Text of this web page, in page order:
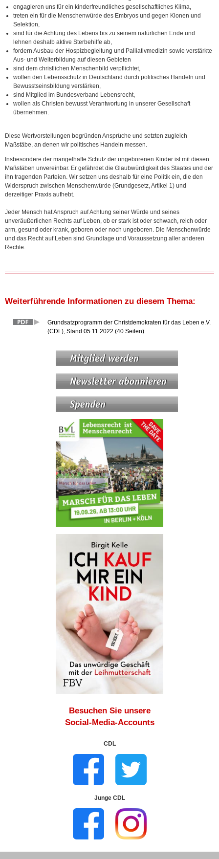
engagieren uns für ein kinderfreundliches gesellschaftliches Klima,
treten ein für die Menschenwürde des Embryos und gegen Klonen und
Selektion,
sind für die Achtung des Lebens bis zu seinem natürlichen Ende und
lehnen deshalb aktive Sterbehilfe ab,
fordern Ausbau der Hospizbegleitung und Palliativmedizin sowie verstärkte
Aus- und Weiterbildung auf diesen Gebieten
sind dem christlichen Menschenbild verpflichtet,
wollen den Lebensschutz in Deutschland durch politisches Handeln und
Bewusstseinsbildung verstärken,
sind Mitglied im Bundesverband Lebensrecht,
wollen als Christen bewusst Verantwortung in unserer Gesellschaft
übernehmen.
Diese Wertvorstellungen begründen Ansprüche und setzten zugleich
Maßstäbe, an denen wir politisches Handeln messen.
Insbesondere der mangelhafte Schutz der ungeborenen Kinder ist mit diesen
Maßstäben unvereinbar. Er gefährdet die Glaubwürdigkeit des Staates und der
ihn tragenden Parteien. Wir setzen uns deshalb für eine Politik ein, die den
Widerspruch zwischen Menschenwürde (Grundgesetz, Artikel 1) und
derzeitiger Praxis aufhebt.
Jeder Mensch hat Anspruch auf Achtung seiner Würde und seines
unveräußerlichen Rechts auf Leben, ob er stark ist oder schwach, reich oder
arm, gesund oder krank, geboren oder noch ungeboren. Die Menschenwürde
und das Recht auf Leben sind Grundlage und Voraussetzung aller anderen
Rechte.
Weiterführende Informationen zu diesem Thema:
Grundsatzprogramm der Christdemokraten für das Leben e.V.
(CDL), Stand 05.11.2022 (40 Seiten)
Besuchen Sie unsere
Social-Media-Accounts
CDL
Junge CDL